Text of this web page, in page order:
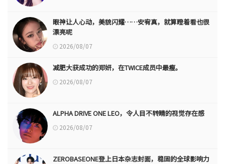
眼神让人心动，美貌闪耀……安宥真，就算瞪着看也很
漂亮呢
2026/08/07
减肥大获成功的郑妍，在TWICE成员中最瘦。
2026/08/07
ALPHA DRIVE ONE LEO，令人目不转睛的视觉存在感
2026/08/07
ZEROBASEONE登上日本杂志封面，稳固的全球影响力